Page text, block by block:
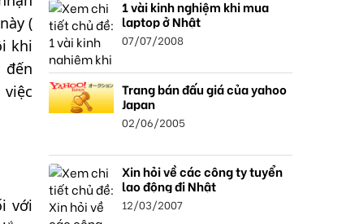
(
khi
đến
với
1 vài kinh nghiệm khi mua
laptop ở Nhật
07/07/2008
Trang bán đấu giá của yahoo
Japan
02/06/2005
Xin hỏi về các công ty tuyển
lao động đi Nhật
12/03/2007